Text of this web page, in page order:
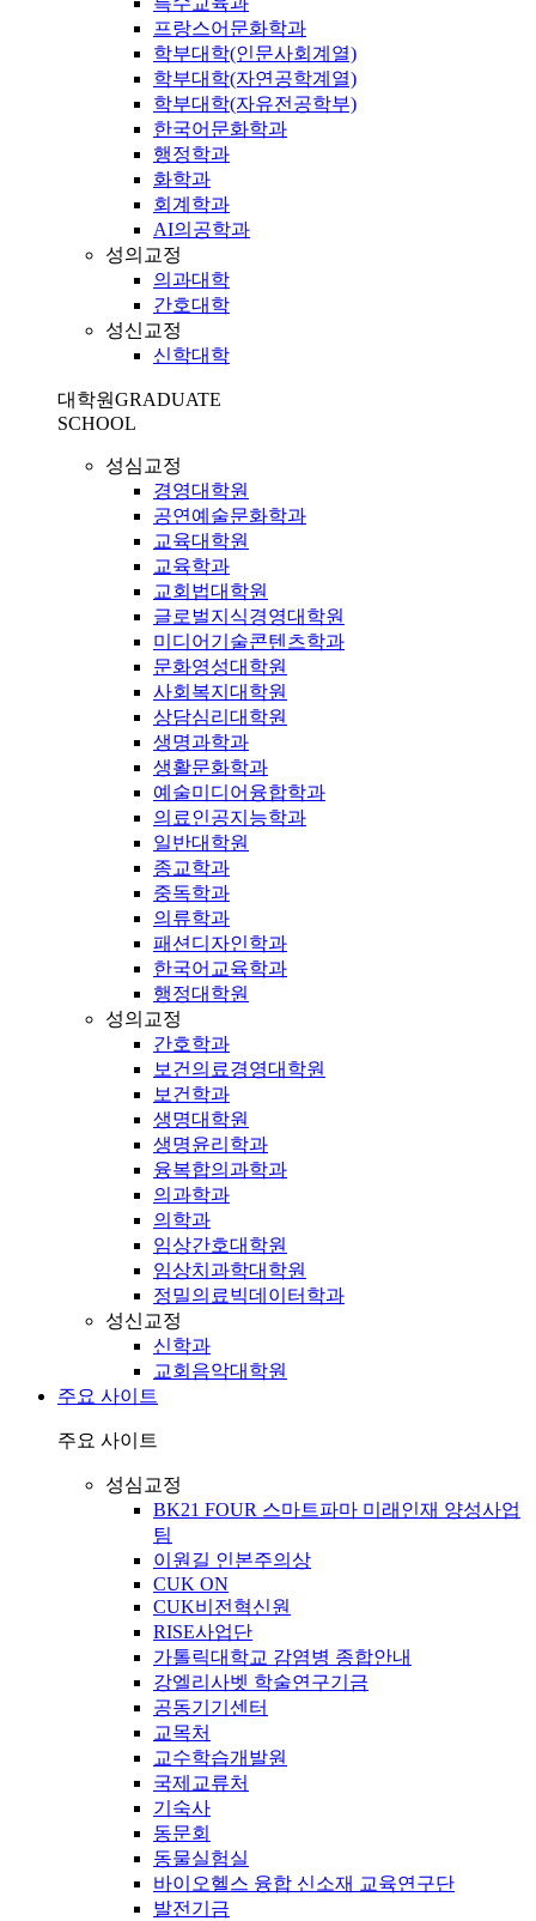
프랑스어문화학과
학부대학(인문사회계열)
학부대학(자연공학계열)
학부대학(자유전공학부)
한국어문화학과
행정학과
화학과
회계학과
AI의공학과
성의교정
의과대학
간호대학
성신교정
신학대학
대학원GRADUATE
SCHOOL
성심교정
경영대학원
공연예술문화학과
교육대학원
교육학과
교회법대학원
글로벌지식경영대학원
미디어기술콘텐츠학과
문화영성대학원
사회복지대학원
상담심리대학원
생명과학과
생활문화학과
예술미디어융합학과
의료인공지능학과
일반대학원
종교학과
중독학과
의류학과
패션디자인학과
한국어교육학과
행정대학원
성의교정
간호학과
보건의료경영대학원
보건학과
생명대학원
생명윤리학과
융복합의과학과
의과학과
의학과
임상간호대학원
임상치과학대학원
정밀의료빅데이터학과
성신교정
신학과
교회음악대학원
주요 사이트
주요 사이트
성심교정
BK21 FOUR 스마트파마 미래인재 양성사업
팀
이원길 인본주의상
CUK ON
CUK비전혁신원
RISE사업단
가톨릭대학교 감염병 종합안내
강엘리사벳 학술연구기금
공동기기센터
교목처
교수학습개발원
국제교류처
기숙사
동문회
동물실험실
바이오헬스 융합 신소재 교육연구단
발전기금